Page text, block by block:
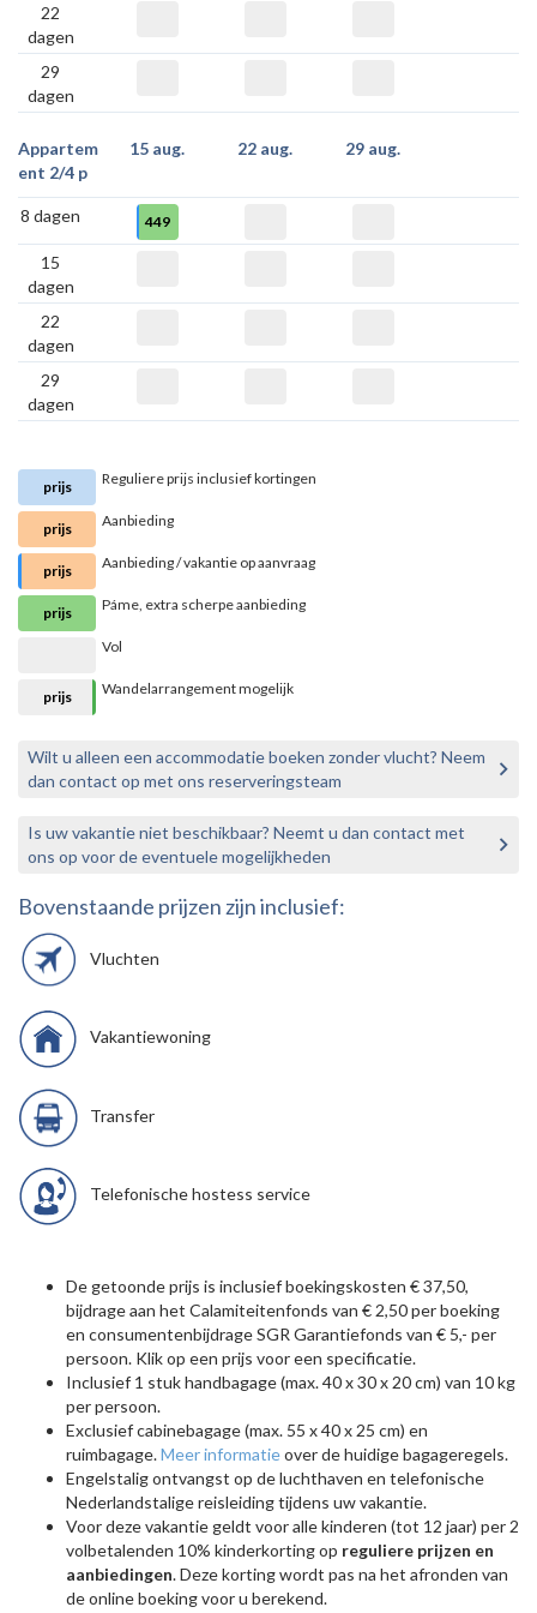
22
dagen
29
dagen
Appartem
ent 2/4 p
15 aug. 22 aug. 29 aug.
8 dagen 449
15
dagen
22
dagen
29
dagen
prijs Reguliere prijs inclusief kortingen
prijs Aanbieding
prijs Aanbieding / vakantie op aanvraag
prijs Páme, extra scherpe aanbieding
Vol
prijs Wandelarrangement mogelijk
Wilt u alleen een accommodatie boeken zonder vlucht? Neem
dan contact op met ons reserveringsteam
Is uw vakantie niet beschikbaar? Neemt u dan contact met
ons op voor de eventuele mogelijkheden
Bovenstaande prijzen zijn inclusief:
Vluchten
Vakantiewoning
Transfer
Telefonische hostess service
De getoonde prijs is inclusief boekingskosten € 37,50,
bijdrage aan het Calamiteitenfonds van € 2,50 per boeking
en consumentenbijdrage SGR Garantiefonds van € 5,- per
persoon. Klik op een prijs voor een specificatie.
Inclusief 1 stuk handbagage (max. 40 x 30 x 20 cm) van 10 kg
per persoon.
Exclusief cabinebagage (max. 55 x 40 x 25 cm) en
ruimbagage.Meer informatieover de huidige bagageregels.
Engelstalig ontvangst op de luchthaven en telefonische
Nederlandstalige reisleiding tijdens uw vakantie.
Voor deze vakantie geldt voor alle kinderen (tot 12 jaar) per 2
volbetalenden 10% kinderkorting op reguliere prijzen en
aanbiedingen. Deze korting wordt pas na het afronden van
de online boeking voor u berekend.